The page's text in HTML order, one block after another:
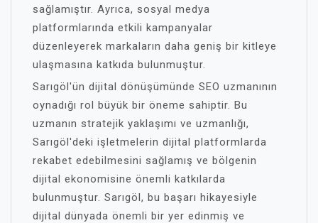
sağlamıştır. Ayrıca, sosyal medya
platformlarında etkili kampanyalar
düzenleyerek markaların daha geniş bir kitleye
ulaşmasına katkıda bulunmuştur.
Sarıgöl'ün dijital dönüşümünde SEO uzmanının
oynadığı rol büyük bir öneme sahiptir. Bu
uzmanın stratejik yaklaşımı ve uzmanlığı,
Sarıgöl'deki işletmelerin dijital platformlarda
rekabet edebilmesini sağlamış ve bölgenin
dijital ekonomisine önemli katkılarda
bulunmuştur. Sarıgöl, bu başarı hikayesiyle
dijital dünyada önemli bir yer edinmiş ve